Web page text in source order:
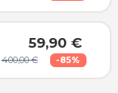
59,90 €
400,00 € -85%